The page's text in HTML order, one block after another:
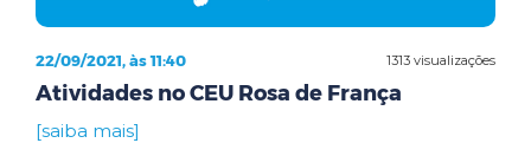
1313 visualizações
22/09/2021, às 11:40
Atividades no CEU Rosa de França
[saiba mais]